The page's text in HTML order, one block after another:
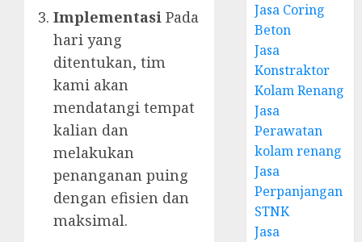
Implementasi Pada
hari yang
ditentukan, tim
kami akan
mendatangi tempat
kalian dan
melakukan
penanganan puing
dengan efisien dan
maksimal.
Jasa Coring
Beton
Jasa
Konstraktor
Kolam Renang
Jasa
Perawatan
kolam renang
Jasa
Perpanjangan
STNK
Jasa